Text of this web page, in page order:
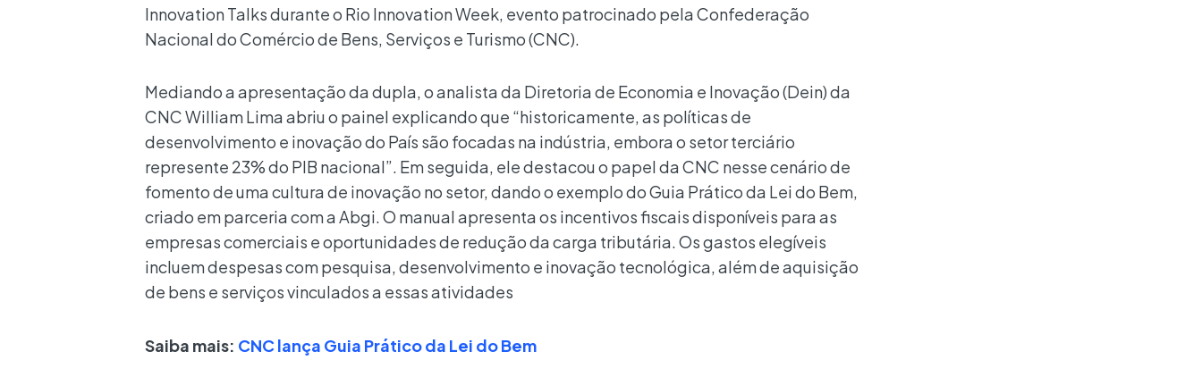
Innovation Talks durante o Rio Innovation Week, evento patrocinado pela Confederação
Nacional do Comércio de Bens, Serviços e Turismo (CNC).
Mediando a apresentação da dupla, o analista da Diretoria de Economia e Inovação (Dein) da
CNC William Lima abriu o painel explicando que “historicamente, as políticas de
desenvolvimento e inovação do País são focadas na indústria, embora o setor terciário
represente 23% do PIB nacional”. Em seguida, ele destacou o papel da CNC nesse cenário de
fomento de uma cultura de inovação no setor, dando o exemplo do Guia Prático da Lei do Bem,
criado em parceria com a Abgi. O manual apresenta os incentivos fiscais disponíveis para as
empresas comerciais e oportunidades de redução da carga tributária. Os gastos elegíveis
incluem despesas com pesquisa, desenvolvimento e inovação tecnológica, além de aquisição
de bens e serviços vinculados a essas atividades
Saiba mais: CNC lança Guia Prático da Lei do Bem